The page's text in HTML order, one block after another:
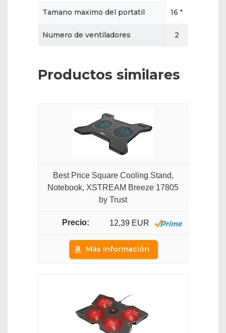
Tamano maximo del portatil 16 "
Numero de ventiladores 2
Productos similares
Best Price Square Cooling Stand,
Notebook, XSTREAM Breeze 17805
by Trust
12,39 EUR
Más información